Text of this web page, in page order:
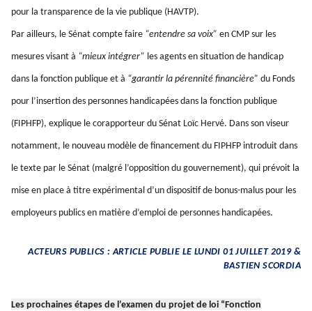
pour la transparence de la vie publique (HAVTP).
Par ailleurs, le Sénat compte faire “entendre sa voix” en CMP sur les
mesures visant à “mieux intégrer” les agents en situation de handicap
dans la fonction publique et à “garantir la pérennité financière” du Fonds
pour l’insertion des personnes handicapées dans la fonction publique
(FIPHFP), explique le corapporteur du Sénat Loïc Hervé. Dans son viseur
notamment, le nouveau modèle de financement du FIPHFP introduit dans
le texte par le Sénat (malgré l’opposition du gouvernement), qui prévoit la
mise en place à titre expérimental d’un dispositif de bonus-malus pour les
employeurs publics en matière d’emploi de personnes handicapées.
ACTEURS PUBLICS : ARTICLE PUBLIE LE LUNDI 01 JUILLET 2019 &
BASTIEN SCORDIA
Les prochaines étapes de l’examen du projet de loi “Fonction